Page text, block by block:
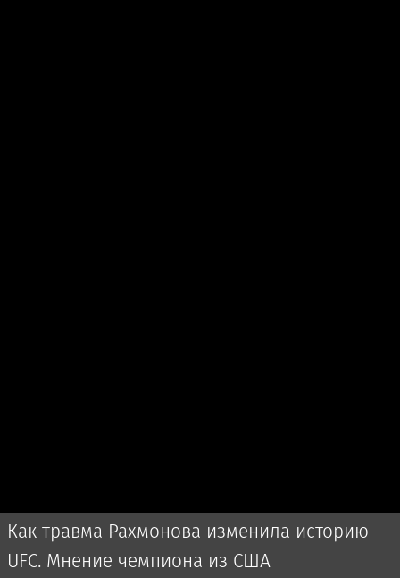
Как травма Рахмонова изменила историю
UFC. Мнение чемпиона из США